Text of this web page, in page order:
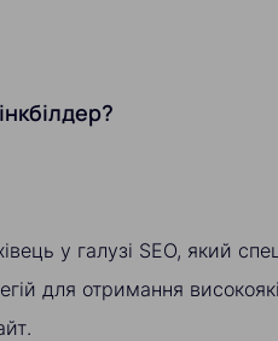
у галузі SEO, який
для отримання